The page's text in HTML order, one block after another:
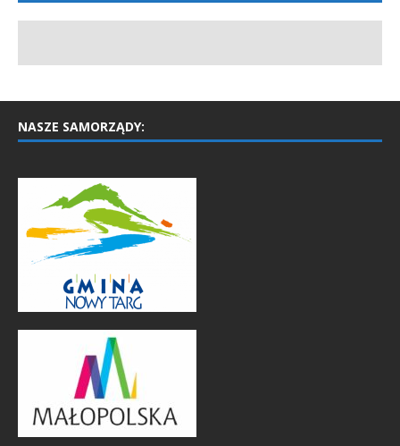
NASZE SAMORZĄDY: